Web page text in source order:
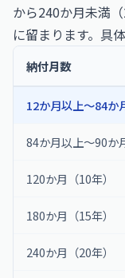
から240か月未満
に留まります。具
納付月数
12か月以上〜84か
84か月以上〜90か
120か月（10年）
180か月（15年）
240か月（20年）